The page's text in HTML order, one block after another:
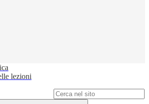
lezioni